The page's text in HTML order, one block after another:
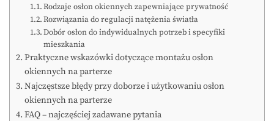
Rodzaje osłon okiennych zapewniające prywatność
Rozwiązania do regulacji natężenia światła
Dobór osłon do indywidualnych potrzeb i specyfiki
mieszkania
Praktyczne wskazówki dotyczące montażu osłon
okiennych na parterze
Najczęstsze błędy przy doborze i użytkowaniu osłon
okiennych na parterze
FAQ – najczęściej zadawane pytania